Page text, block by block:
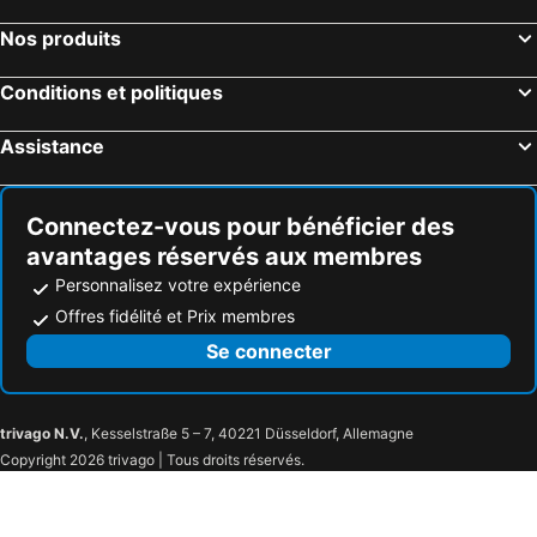
Filiatra Hôtels près de la plage Petrochori Hôtels près de la plage
Kokkala Hôtels près de la plage
Akrogiali Hôtels près de la plage
Anavryti Hôtels près de la plage
Nos produits
Conditions et politiques
Assistance
Connectez-vous pour bénéficier des
avantages réservés aux membres
Personnalisez votre expérience
Offres fidélité et Prix membres
Se connecter
trivago N.V., Kesselstraße 5 – 7, 40221 Düsseldorf, Allemagne
Copyright 2026 trivago | Tous droits réservés.